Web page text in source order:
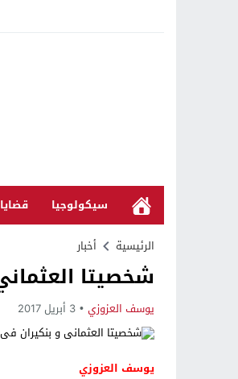
سيكولوجيا
الرئيسية أخبار
شخصيتا
يوسف العزوزي 3 أبريل 2017
يوسف العزوزي